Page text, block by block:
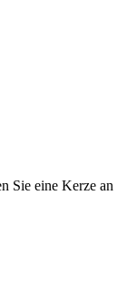
Sie eine Kerze an